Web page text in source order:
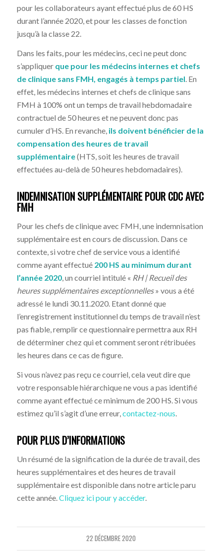
pour les collaborateurs ayant effectué plus de 60 HS
durant l’année 2020, et pour les classes de fonction
jusqu’à la classe 22.
Dans les faits, pour les médecins, ceci ne peut donc
s’appliquer que pour les médecins internes et chefs
de clinique sans FMH, engagés à temps partiel. En
effet, les médecins internes et chefs de clinique sans
FMH à 100% ont un temps de travail hebdomadaire
contractuel de 50 heures et ne peuvent donc pas
cumuler d’HS. En revanche,ils doivent bénéficier de la
compensation des heures de travail
supplémentaire(HTS, soit les heures de travail
effectuées au-delà de 50 heures hebdomadaires).
INDEMNISATION SUPPLÉMENTAIRE POUR CDC AVEC
FMH
Pour les chefs de clinique avec FMH, une indemnisation
supplémentaire est en cours de discussion. Dans ce
contexte, si votre chef de service vous a identifié
comme ayant effectué 200 HS au minimum durant
l’année 2020, un courriel intitulé « RH | Recueil des
heures supplémentaires exceptionnelles» vous a été
adressé le lundi 30.11.2020. Etant donné que
l’enregistrement institutionnel du temps de travail n’est
pas fiable, remplir ce questionnaire permettra aux RH
de déterminer chez qui et comment seront rétribuées
les heures dans ce cas de figure.
Si vous n’avez pas reçu ce courriel, cela veut dire que
votre responsable hiérarchique ne vous a pas identifié
comme ayant effectué ce minimum de 200 HS. Si vous
estimez qu’il s’agit d’une erreur,contactez-nous.
POUR PLUS D’INFORMATIONS
Un résumé de la signification de la durée de travail, des
heures supplémentaires et des heures de travail
supplémentaire est disponible dans notre article paru
cette année.Cliquez ici pour y accéder.
22 DÉCEMBRE 2020